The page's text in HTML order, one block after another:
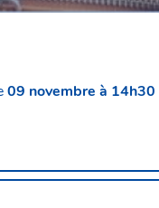
09 novembre à 14h30